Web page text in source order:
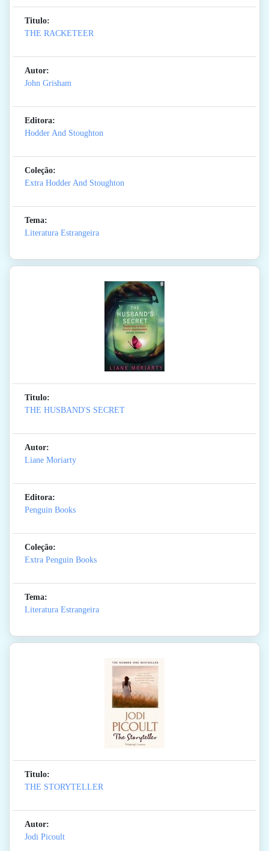
Titulo:
THE RACKETEER
Autor:
John Grisham
Editora:
Hodder And Stoughton
Coleção:
Extra Hodder And Stoughton
Tema:
Literatura Estrangeira
Titulo:
THE HUSBAND'S SECRET
Autor:
Liane Moriarty
Editora:
Penguin Books
Coleção:
Extra Penguin Books
Tema:
Literatura Estrangeira
Titulo:
THE STORYTELLER
Autor:
Jodi Picoult